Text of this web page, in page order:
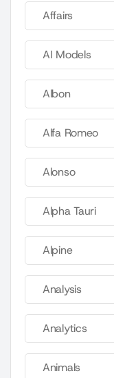
Affairs
AI Models
Albon
Alfa Romeo
Alonso
Alpha Tauri
Alpine
Analysis
Analytics
Animals